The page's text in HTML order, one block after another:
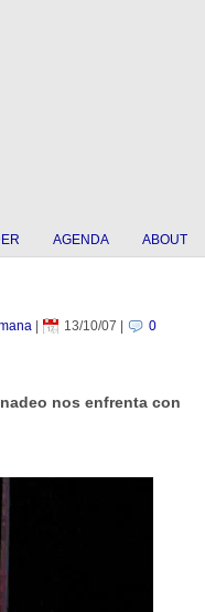
AGENDA ABOUT
| 13/10/07
0
nos enfrenta con